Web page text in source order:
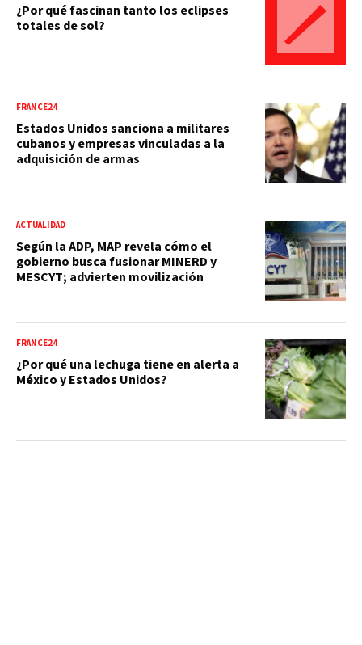
¿Por qué fascinan tanto los eclipses
totales de sol?
FRANCE24
Estados Unidos sanciona a militares
cubanos y empresas vinculadas a la
adquisición de armas
ACTUALIDAD
Según la ADP, MAP revela cómo el
gobierno busca fusionar MINERD y
MESCYT; advierten movilización
FRANCE24
¿Por qué una lechuga tiene en alerta a
México y Estados Unidos?